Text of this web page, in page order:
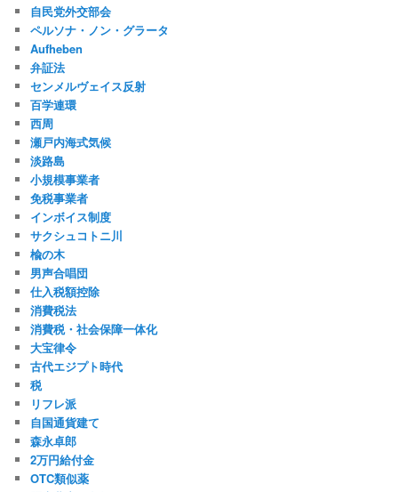
自民党外交部会
ペルソナ・ノン・グラータ
Aufheben
弁証法
センメルヴェイス反射
百学連環
西周
瀬戸内海式気候
淡路島
小規模事業者
免税事業者
インボイス制度
サクシュコトニ川
楡の木
男声合唱団
仕入税額控除
消費税法
消費税・社会保障一体化
大宝律令
古代エジプト時代
税
リフレ派
自国通貨建て
森永卓郎
2万円給付金
OTC類似薬